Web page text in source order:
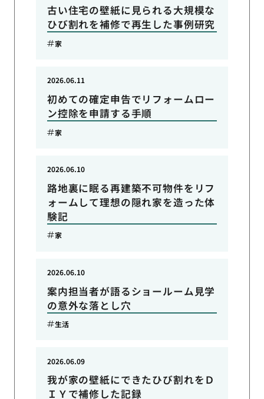
古い住宅の壁紙に見られる大規模な
ひび割れを補修で再生した事例研究
家
初めての確定申告でリフォームロー
ン控除を申請する手順
2026.06.11
家
路地裏に眠る再建築不可物件をリフ
ォームして理想の隠れ家を造った体
験記
2026.06.10
家
案内担当者が語るショールーム見学
の意外な落とし穴
2026.06.10
生活
我が家の壁紙にできたひび割れをＤ
ＩＹで補修した記録
2026.06.09